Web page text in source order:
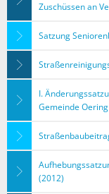
Zuschüssen an
Satzung
I.
Gemeinde
(2012)